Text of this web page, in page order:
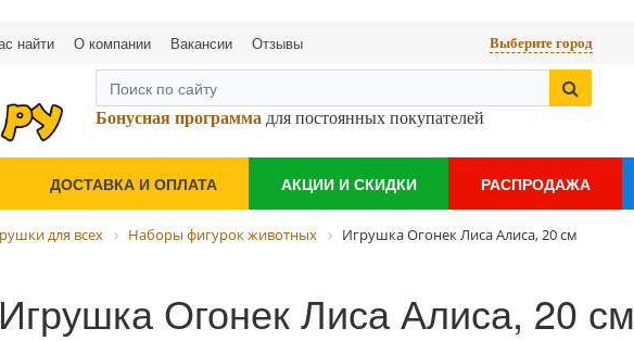
найти О компании Вакансии Отзывы Выберите город
Бонусная программа для постоянных покупателей
ДОСТАВКА И ОПЛАТА АКЦИИ И СКИДКИ РАСПРОДАЖА
для всех Наборы фигурок животных Игрушка Огонек Лиса Алиса, 20 см
Игрушка Огонек Лиса Алиса, 20 см